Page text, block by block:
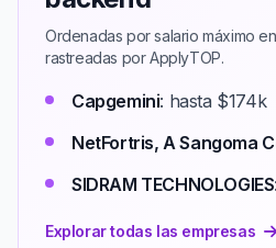
Ordenadas por salario máximo
rastreadas por ApplyTOP.
Capgemini: hasta $174k
NetFortris, A Sangoma
SIDRAM TECHNOLOGIES
Explorar todas las empresas